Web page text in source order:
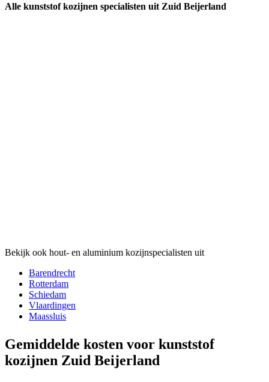
Alle kunststof kozijnen specialisten uit Zuid Beijerland
Bekijk ook hout- en aluminium kozijnspecialisten uit
Barendrecht
Rotterdam
Schiedam
Vlaardingen
Maassluis
Gemiddelde kosten voor kunststof
kozijnen Zuid Beijerland